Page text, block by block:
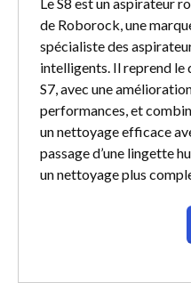
Le S8 est un aspirateur
de Roborock, une
spécialiste des
intelligents. Il reprend le
S7, avec une
performances, et
un nettoyage efficace
passage d’une lingette
un nettoyage plus